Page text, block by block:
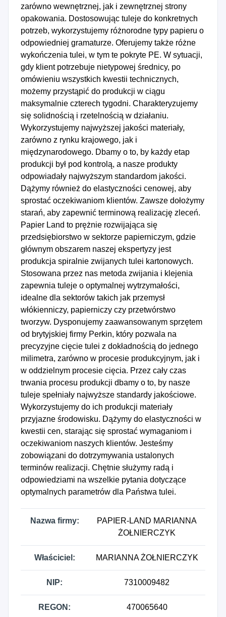
zarówno wewnętrznej, jak i zewnętrznej strony
opakowania. Dostosowując tuleje do konkretnych
potrzeb, wykorzystujemy różnorodne typy papieru o
odpowiedniej gramaturze. Oferujemy także różne
wykończenia tulei, w tym te pokryte PE. W sytuacji,
gdy klient potrzebuje nietypowej średnicy, po
omówieniu wszystkich kwestii technicznych,
możemy przystąpić do produkcji w ciągu
maksymalnie czterech tygodni. Charakteryzujemy
się solidnością i rzetelnością w działaniu.
Wykorzystujemy najwyższej jakości materiały,
zarówno z rynku krajowego, jak i
międzynarodowego. Dbamy o to, by każdy etap
produkcji był pod kontrolą, a nasze produkty
odpowiadały najwyższym standardom jakości.
Dążymy również do elastyczności cenowej, aby
sprostać oczekiwaniom klientów. Zawsze dołożymy
starań, aby zapewnić terminową realizację zleceń.
Papier Land to prężnie rozwijająca się
przedsiębiorstwo w sektorze papierniczym, gdzie
głównym obszarem naszej ekspertyzy jest
produkcja spiralnie zwijanych tulei kartonowych.
Stosowana przez nas metoda zwijania i klejenia
zapewnia tuleje o optymalnej wytrzymałości,
idealne dla sektorów takich jak przemysł
włókienniczy, papierniczy czy przetwórstwo
tworzyw. Dysponujemy zaawansowanym sprzętem
od brytyjskiej firmy Perkin, który pozwala na
precyzyjne cięcie tulei z dokładnością do jednego
milimetra, zarówno w procesie produkcyjnym, jak i
w oddzielnym procesie cięcia. Przez cały czas
trwania procesu produkcji dbamy o to, by nasze
tuleje spełniały najwyższe standardy jakościowe.
Wykorzystujemy do ich produkcji materiały
przyjazne środowisku. Dążymy do elastyczności w
kwestii cen, starając się sprostać wymaganiom i
oczekiwaniom naszych klientów. Jesteśmy
zobowiązani do dotrzymywania ustalonych
terminów realizacji. Chętnie służymy radą i
odpowiedziami na wszelkie pytania dotyczące
optymalnych parametrów dla Państwa tulei.
Nazwa firmy:
PAPIER-LAND MARIANNA
ŻOŁNIERCZYK
Właściciel: MARIANNA ŻOŁNIERCZYK
NIP: 7310009482
REGON: 470065640